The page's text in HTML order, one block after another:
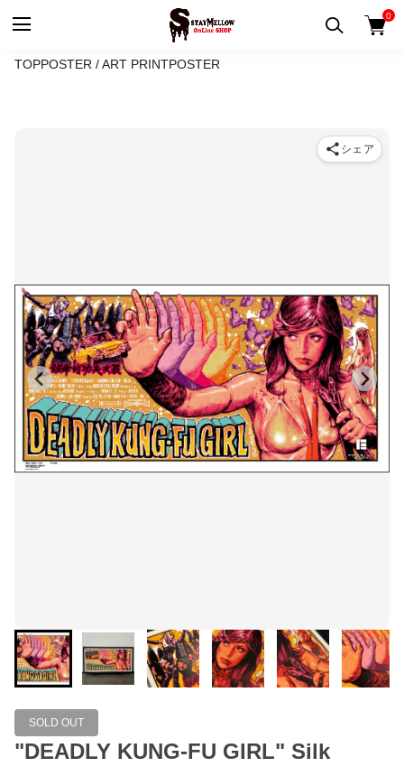
0
TOPPOSTER / ART PRINTPOSTER
SOLD OUT
"DEADLY KUNG-FU GIRL" Silk
シェア